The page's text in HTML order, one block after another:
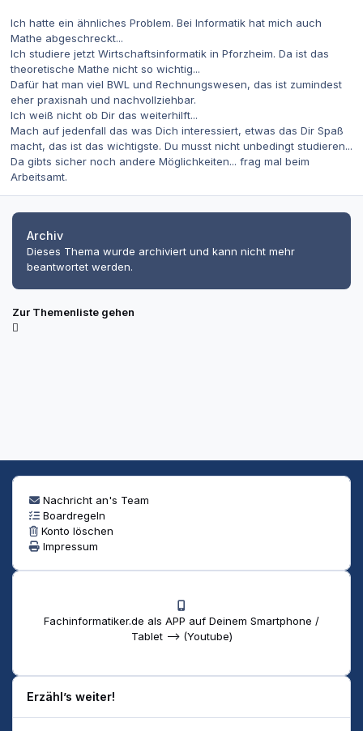
Ich hatte ein ähnliches Problem. Bei Informatik hat mich auch
Mathe abgeschreckt...
Ich studiere jetzt Wirtschaftsinformatik in Pforzheim. Da ist das
theoretische Mathe nicht so wichtig...
Dafür hat man viel BWL und Rechnungswesen, das ist zumindest
eher praxisnah und nachvollziehbar.
Ich weiß nicht ob Dir das weiterhilft...
Mach auf jedenfall das was Dich interessiert, etwas das Dir Spaß
macht, das ist das wichtigste. Du musst nicht unbedingt studieren...
Da gibts sicher noch andere Möglichkeiten... frag mal beim
Arbeitsamt.
Archiv
Dieses Thema wurde archiviert und kann nicht mehr
beantwortet werden.
Zur Themenliste gehen
Nachricht an's Team
Boardregeln
Konto löschen
Impressum
Fachinformatiker.de als APP auf Deinem Smartphone /
Tablet --> (Youtube)
Erzähl’s weiter!